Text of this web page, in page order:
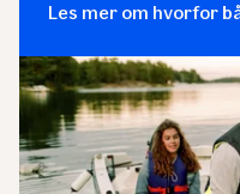
Les mer om hvorfor